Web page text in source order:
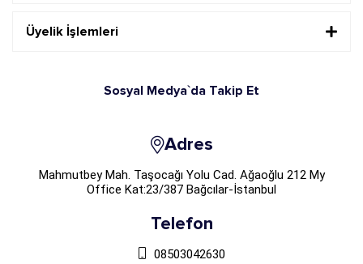
Üyelik İşlemleri
Sosyal Medya`da Takip Et
Adres
Mahmutbey Mah. Taşocağı Yolu Cad. Ağaoğlu 212 My
Office Kat:23/387 Bağcılar-İstanbul
Telefon
08503042630